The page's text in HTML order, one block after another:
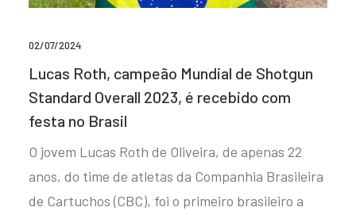
02/07/2024
Lucas Roth, campeão Mundial de Shotgun
Standard Overall 2023, é recebido com
festa no Brasil
O jovem Lucas Roth de Oliveira, de apenas 22
anos, do time de atletas da Companhia Brasileira
de Cartuchos (CBC), foi o primeiro brasileiro a